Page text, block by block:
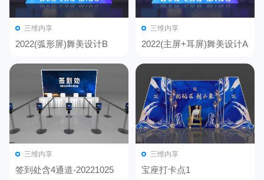
三维内享
2022(弧形屏)舞美设计B
三维内享
2022(主屏+耳屏)舞美设计A
三维内享
签到处含4通道-20221025
三维内享
宝座打卡点1